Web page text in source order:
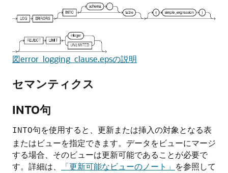
図error_logging_clause.epsの説明
セマンティクス
INTO句
INTO句を使用すると、更新または挿入の対象となる表
またはビューを指定できます。データをビューにマージ
する場合、そのビューは更新可能であることが必要で
す。詳細は、
「更新可能なビューのノート」 を参照して